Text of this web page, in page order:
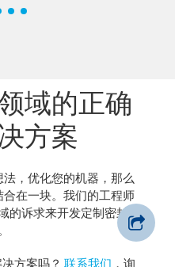
域的正确
方案
，优化您的机器，那么
在一块。我们的工程师
的诉求来开发定制密封
方案吗？ 联系我们 ，询